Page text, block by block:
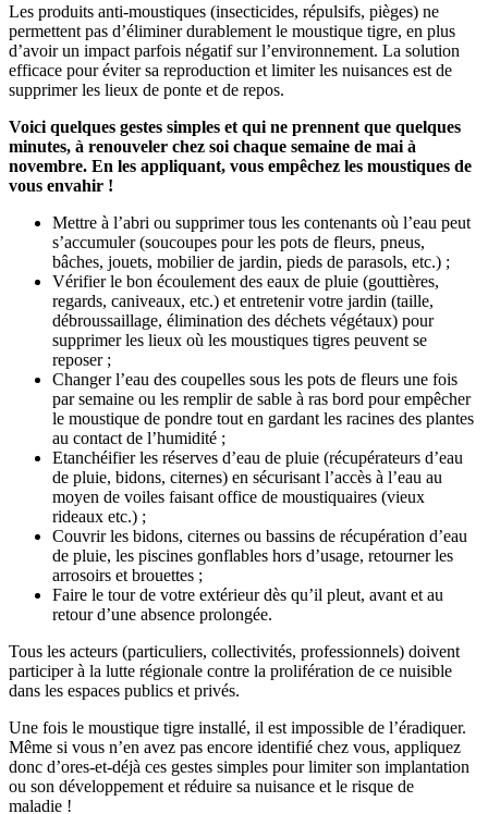
Les produits anti-moustiques (insecticides, répulsifs, pièges) ne
permettent pas d’éliminer durablement le moustique tigre, en plus
d’avoir un impact parfois négatif sur l’environnement. La solution
efficace pour éviter sa reproduction et limiter les nuisances est de
supprimer les lieux de ponte et de repos.
Voici quelques gestes simples et qui ne prennent que quelques
minutes, à renouveler chez soi chaque semaine de mai à
novembre. En les appliquant, vous empêchez les moustiques de
vous envahir !
Mettre à l’abri ou supprimer tous les contenants où l’eau peut
s’accumuler (soucoupes pour les pots de fleurs, pneus,
bâches, jouets, mobilier de jardin, pieds de parasols, etc.) ;
Vérifier le bon écoulement des eaux de pluie (gouttières,
regards, caniveaux, etc.) et entretenir votre jardin (taille,
débroussaillage, élimination des déchets végétaux) pour
supprimer les lieux où les moustiques tigres peuvent se
reposer ;
Changer l’eau des coupelles sous les pots de fleurs une fois
par semaine ou les remplir de sable à ras bord pour empêcher
le moustique de pondre tout en gardant les racines des plantes
au contact de l’humidité ;
Etanchéifier les réserves d’eau de pluie (récupérateurs d’eau
de pluie, bidons, citernes) en sécurisant l’accès à l’eau au
moyen de voiles faisant office de moustiquaires (vieux
rideaux etc.) ;
Couvrir les bidons, citernes ou bassins de récupération d’eau
de pluie, les piscines gonflables hors d’usage, retourner les
arrosoirs et brouettes ;
Faire le tour de votre extérieur dès qu’il pleut, avant et au
retour d’une absence prolongée.
Tous les acteurs (particuliers, collectivités, professionnels) doivent
participer à la lutte régionale contre la prolifération de ce nuisible
dans les espaces publics et privés.
Une fois le moustique tigre installé, il est impossible de l’éradiquer.
Même si vous n’en avez pas encore identifié chez vous, appliquez
donc d’ores-et-déjà ces gestes simples pour limiter son implantation
ou son développement et réduire sa nuisance et le risque de
maladie !